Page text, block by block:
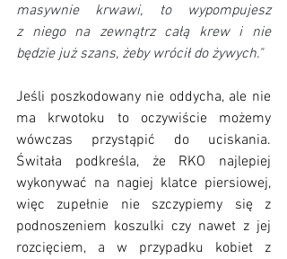
masywnie krwawi, to wypompujesz
z niego na zewnątrz całą krew i nie
będzie już szans, żeby wrócił do żywych."
Jeśli poszkodowany nie oddycha, ale nie
ma krwotoku to oczywiście możemy
wówczas przystąpić do uciskania.
Świtała podkreśla, że RKO najlepiej
wykonywać na nagiej klatce piersiowej,
więc zupełnie nie szczypiemy się z
podnoszeniem koszulki czy nawet z jej
rozcięciem, a w przypadku kobiet z